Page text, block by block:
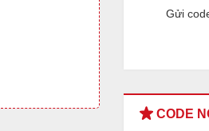
Gửi
CODE